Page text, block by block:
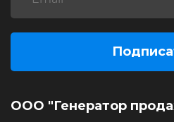
ООО "Генератор